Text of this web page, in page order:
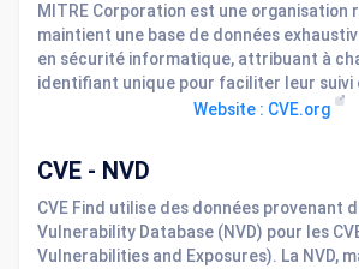
MITRE Corporation est une organisation
maintient une base de données
en sécurité informatique, attribuant à
identifiant unique pour faciliter leur suivi
Website : CVE.org
CVE - NVD
CVE Find utilise des données provenant
Vulnerability Database (NVD) pour les
Vulnerabilities and Exposures). La NVD,